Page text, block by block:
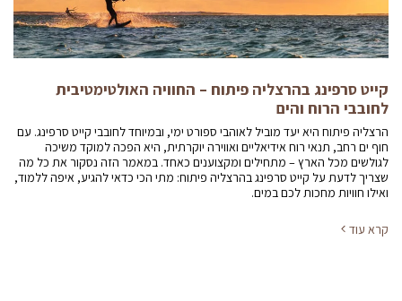
קייט סרפינג בהרצליה פיתוח – החוויה האולטימטיבית
לחובבי הרוח והים
הרצליה פיתוח היא יעד מוביל לאוהבי ספורט ימי, ובמיוחד לחובבי קייט סרפינג. עם
חוף ים רחב, תנאי רוח אידיאליים ואווירה יוקרתית, היא הפכה למוקד משיכה
לגולשים מכל הארץ – מתחילים ומקצוענים כאחד. במאמר הזה נסקור את כל מה
שצריך לדעת על קייט סרפינג בהרצליה פיתוח: מתי הכי כדאי להגיע, איפה ללמוד,
ואילו חוויות מחכות לכם במים.
קרא עוד